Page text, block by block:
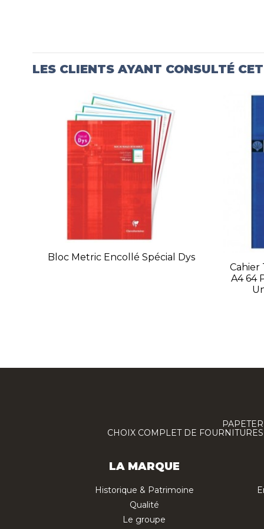
LES CLIENTS AYANT CONSULTÉ
Bloc Metric Encollé Spécial Dys
Cahier
A4 64
CHOIX COMPLET DE
LA MARQUE
Historique & Patrimoine
Qualité
Le groupe